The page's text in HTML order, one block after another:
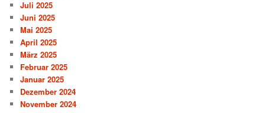
Juli 2025
Juni 2025
Mai 2025
April 2025
März 2025
Februar 2025
Januar 2025
Dezember 2024
November 2024